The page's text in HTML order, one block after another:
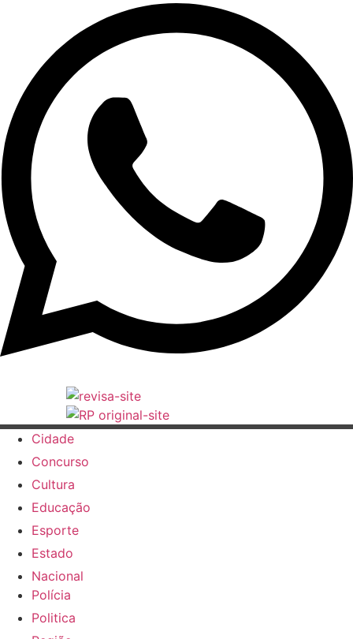
Cidade
Concurso
Cultura
Educação
Esporte
Estado
Nacional
Polícia
Politica